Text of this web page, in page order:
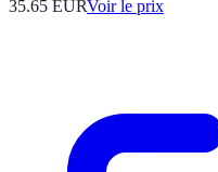
35.65 EURVoir le prix